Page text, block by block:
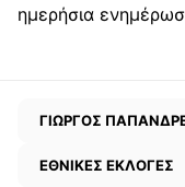
ημερήσια
ΓΙΩΡΓΟΣ
ΕΘΝΙΚΕΣ ΕΚΛΟΓΕΣ